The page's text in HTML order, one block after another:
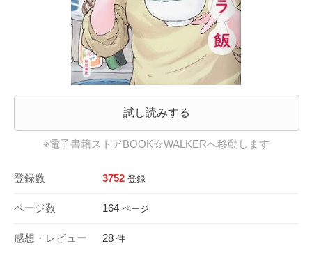
試し読みする
※電子書籍ストアBOOK☆WALKERへ移動します
登録数 3752 登録
ページ数 164 ページ
感想・レビュー 28 件